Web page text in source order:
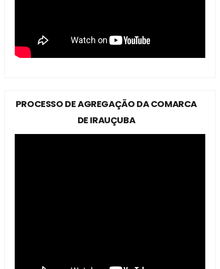
PROCESSO DE AGREGAÇÃO DA COMARCA
DE IRAUÇUBA